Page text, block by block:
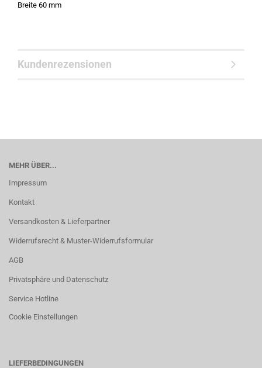
Breite 60 mm
Kundenrezensionen
MEHR ÜBER...
Impressum
Kontakt
Versandkosten & Lieferpartner
Widerrufsrecht & Muster-Widerrufsformular
AGB
Privatsphäre und Datenschutz
Service Hotline
Cookie Einstellungen
LIEFERBEDINGUNGEN